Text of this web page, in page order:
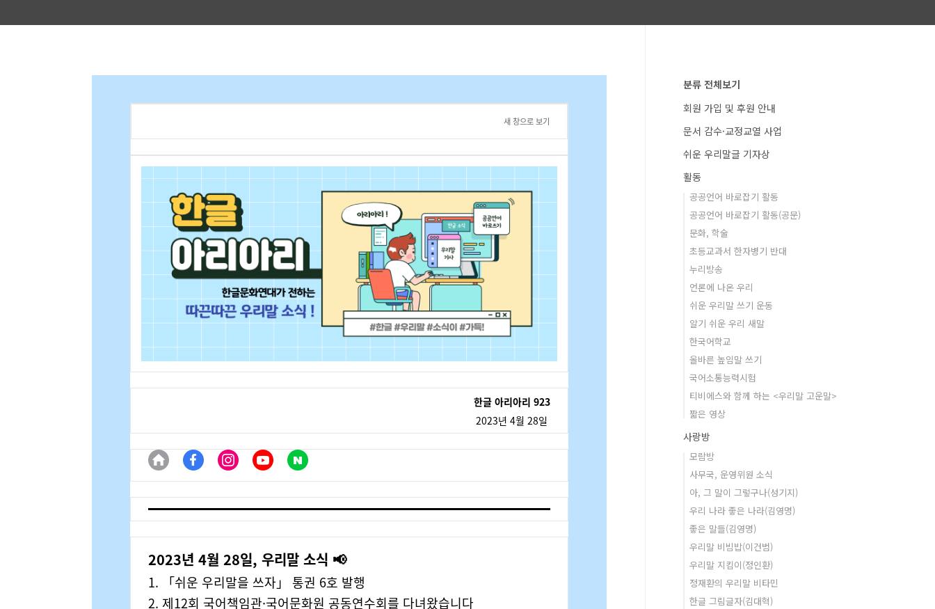
새 창으로 보기
한글 아리아리 923
2023년 4월 28일
2023년 4월 28일, 우리말 소식 📢
1. 「쉬운 우리말을 쓰자」 통권 6호 발행
2. 제12회 국어책임관·국어문화원 공동연수회를 다녀왔습니다
분류 전체보기
회원 가입 및 후원 안내
문서 감수·교정교열 사업
쉬운 우리말글 기자상
활동
공공언어 바로잡기 활동
공공언어 바로잡기 활동(공문)
문화, 학술
초등교과서 한자병기 반대
누리방송
언론에 나온 우리
쉬운 우리말 쓰기 운동
알기 쉬운 우리 새말
한국어학교
올바른 높임말 쓰기
국어소통능력시험
티비에스와 함께 하는 <우리말 고운말>
짧은 영상
사랑방
모람방
사무국, 운영위원 소식
아, 그 말이 그렇구나(성기지)
우리 나라 좋은 나라(김영명)
좋은 말들(김영명)
우리말 비빔밥(이건범)
우리말 지킴이(정인환)
정재환의 우리말 비타민
한글 그림글자(김대혁)